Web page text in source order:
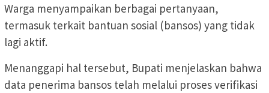
Warga menyampaikan berbagai pertanyaan,
termasuk terkait bantuan sosial (bansos) yang tidak
lagi aktif.
Menanggapi hal tersebut, Bupati menjelaskan bahwa
data penerima bansos telah melalui proses verifikasi